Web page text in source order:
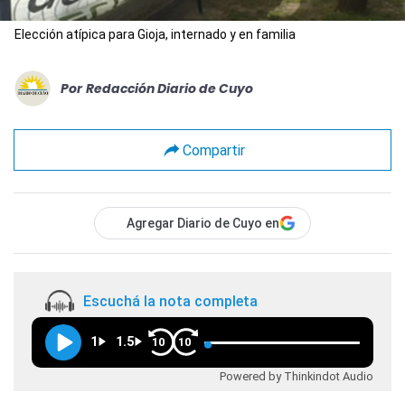
Elección atípica para Gioja, internado y en familia
Por Redacción Diario de Cuyo
Compartir
Agregar Diario de Cuyo en
Escuchá la nota completa
1 1.5 10 10
Powered by Thinkindot Audio